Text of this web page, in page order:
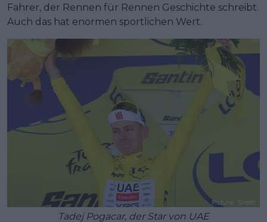
Fahrer, der Rennen für Rennen Geschichte schreibt.
Auch das hat enormen sportlichen Wert.
Tadej Pogacar, der Star von UAE